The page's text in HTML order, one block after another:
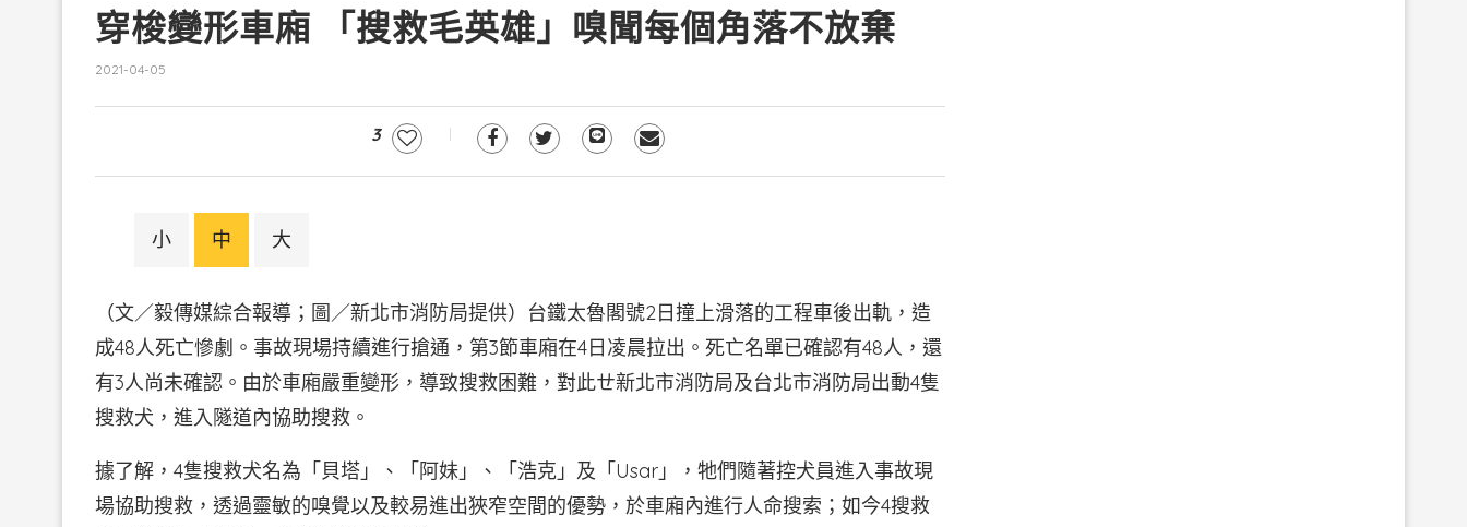
穿梭變形車廂 「搜救毛英雄」嗅聞每個角落不放棄
2021-04-05
3
小 中 大
（文／毅傳媒綜合報導；圖／新北市消防局提供）台鐵太魯閣號2日撞上滑落的工程車後出軌，造
成48人死亡慘劇。事故現場持續進行搶通，第3節車廂在4日凌晨拉出。死亡名單已確認有48人，還
有3人尚未確認。由於車廂嚴重變形，導致搜救困難，對此ㄝ新北市消防局及台北市消防局出動4隻
搜救犬，進入隧道內協助搜救。
據了解，4隻搜救犬名為「貝塔」、「阿妹」、「浩克」及「Usar」，牠們隨著控犬員進入事故現
場協助搜救，透過靈敏的嗅覺以及較易進出狹窄空間的優勢，於車廂內進行人命搜索；如今4搜救